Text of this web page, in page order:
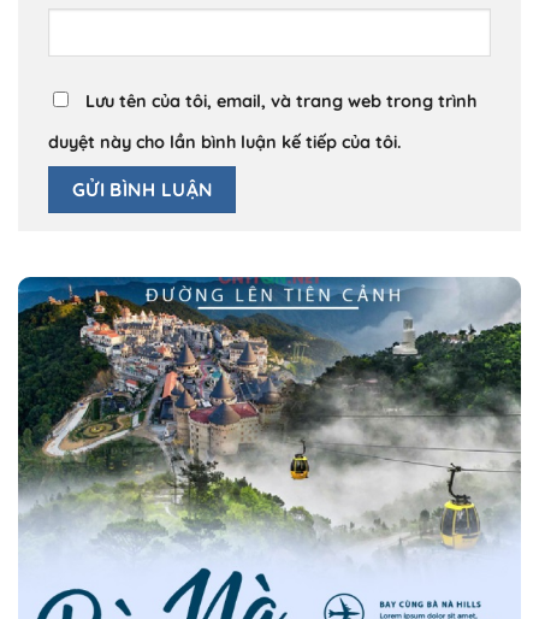
Lưu tên của tôi, email, và trang web trong trình
duyệt này cho lần bình luận kế tiếp của tôi.